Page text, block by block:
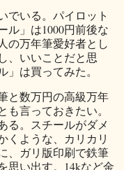
でいる。パイロット
ル」は1000円前後な
の万年筆愛好者とし
、いいことだと思
は買ってみた。
と数万円の高級万年
言っておきたい。
る。スチールがダメ
くような、カリカリ
、ガリ版印刷で鉄筆
思い出す。14kなど金